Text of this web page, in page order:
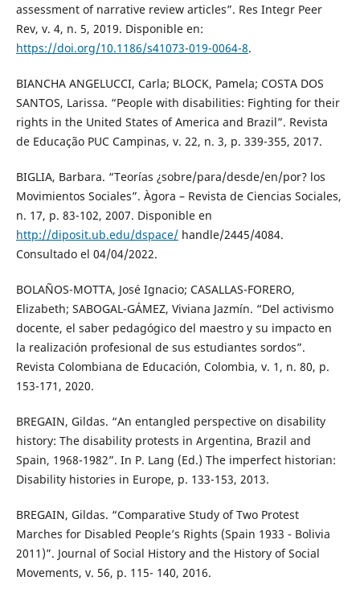
assessment of narrative review articles”. Res Integr Peer
Rev, v. 4, n. 5, 2019. Disponible en:
https://doi.org/10.1186/s41073-019-0064-8.
BIANCHA ANGELUCCI, Carla; BLOCK, Pamela; COSTA DOS
SANTOS, Larissa. “People with disabilities: Fighting for their
rights in the United States of America and Brazil”. Revista
de Educação PUC Campinas, v. 22, n. 3, p. 339-355, 2017.
BIGLIA, Barbara. “Teorías ¿sobre/para/desde/en/por? los
Movimientos Sociales”. Àgora – Revista de Ciencias Sociales,
n. 17, p. 83-102, 2007. Disponible en
http://diposit.ub.edu/dspace/handle/2445/4084.
Consultado el 04/04/2022.
BOLAÑOS-MOTTA, José Ignacio; CASALLAS-FORERO,
Elizabeth; SABOGAL-GÁMEZ, Viviana Jazmín. “Del activismo
docente, el saber pedagógico del maestro y su impacto en
la realización profesional de sus estudiantes sordos”.
Revista Colombiana de Educación, Colombia, v. 1, n. 80, p.
153-171, 2020.
BREGAIN, Gildas. “An entangled perspective on disability
history: The disability protests in Argentina, Brazil and
Spain, 1968-1982”. In P. Lang (Ed.) The imperfect historian:
Disability histories in Europe, p. 133-153, 2013.
BREGAIN, Gildas. “Comparative Study of Two Protest
Marches for Disabled People’s Rights (Spain 1933 - Bolivia
2011)”. Journal of Social History and the History of Social
Movements, v. 56, p. 115- 140, 2016.